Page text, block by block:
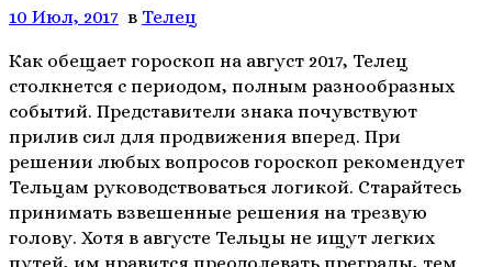
10 Июл, 2017 в Телeц
Как обещает гороскоп на август 2017, Телец
столкнется с периодом, полным разнообразных
событий. Представители знака почувствуют
прилив сил для продвижения вперед. При
решении любых вопросов гороскоп рекомендует
Тельцам руководствоваться логикой. Старайтесь
принимать взвешенные решения на трезвую
голову. Хотя в августе Тельцы не ищут легких